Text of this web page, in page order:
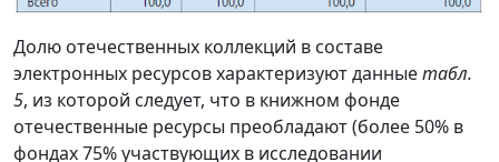
Долю отечественных коллекций в составе
электронных ресурсов характеризуют данныетабл.
5, из которой следует, что в книжном фонде
отечественные ресурсы преобладают (более 50% в
фондах 75% участвующих в исследовании